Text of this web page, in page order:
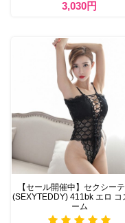
3,030円
【セール開催中】セクシー
(SEXYTEDDY) 411bk エロ コ
ーム